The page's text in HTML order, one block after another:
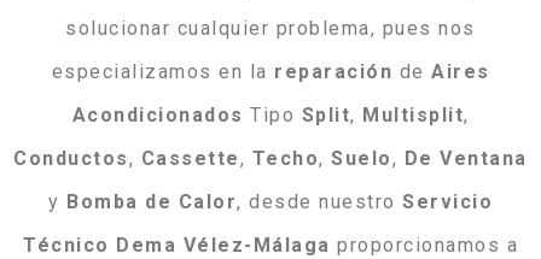
solucionar cualquier problema, pues nos
especializamos en la reparación de Aires
Acondicionados Tipo Split, Multisplit,
Conductos, Cassette, Techo,Suelo, De Ventana
y Bomba de Calor, desde nuestro Servicio
Técnico Dema Vélez-Málaga proporcionamos a